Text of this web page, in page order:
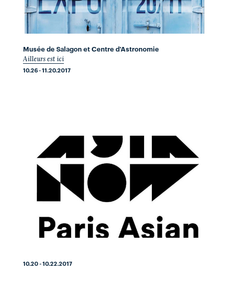
Musée de Salagon et Centre d'Astronomie
Ailleurs est ici
10.26 - 11.20.2017
10.20 - 10.22.2017